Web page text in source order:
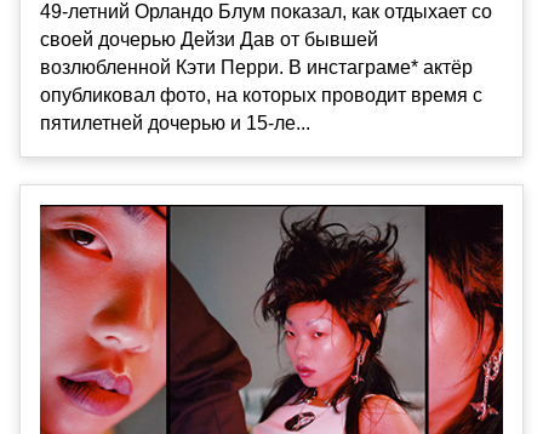
49-летний Орландо Блум показал, как отдыхает со
своей дочерью Дейзи Дав от бывшей
возлюбленной Кэти Перри. В инстаграме* актёр
опубликовал фото, на которых проводит время с
пятилетней дочерью и 15-ле...